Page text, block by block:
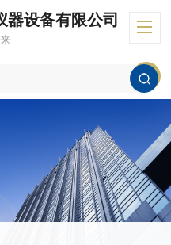
器设备有限公司